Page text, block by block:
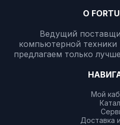
О
Ведущий
компьютерной
предлагаем только
Мой
Доставка